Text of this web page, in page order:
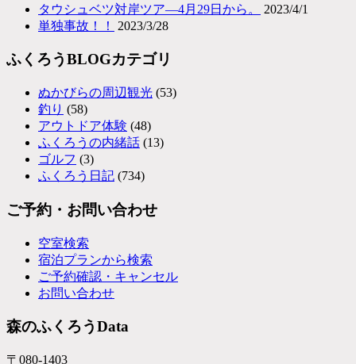
タウシュベツ対岸ツア―4月29日から。
2023/4/1
単独事故！！
2023/3/28
ふくろうBLOGカテゴリ
ぬかびらの周辺観光 (53)
釣り (58)
アウトドア体験 (48)
ふくろうの内緒話 (13)
ゴルフ (3)
ふくろう日記 (734)
ご予約・お問い合わせ
空室検索
宿泊プランから検索
ご予約確認・キャンセル
お問い合わせ
森のふくろうData
〒080-1403